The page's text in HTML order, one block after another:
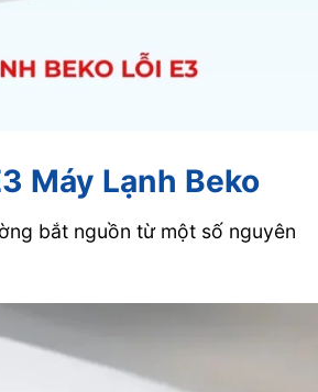
Máy Lạnh Beko
bắt nguồn từ một số nguyên